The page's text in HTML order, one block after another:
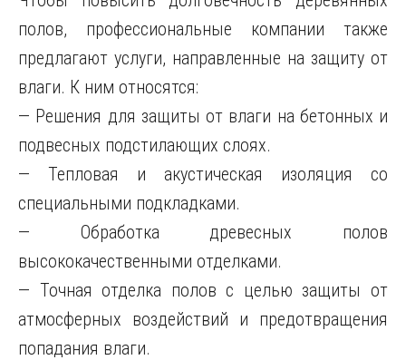
полов, профессиональные компании также
предлагают услуги, направленные на защиту от
влаги. К ним относятся:
— Решения для защиты от влаги на бетонных и
подвесных подстилающих слоях.
— Тепловая и акустическая изоляция со
специальными подкладками.
— Обработка древесных полов
высококачественными отделками.
— Точная отделка полов с целью защиты от
атмосферных воздействий и предотвращения
попадания влаги.